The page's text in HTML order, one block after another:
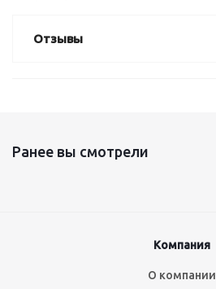
Отзывы
Ранее вы смотрели
Компания
О компании